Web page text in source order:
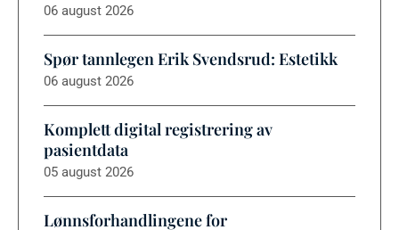
06 august 2026
Spør tannlegen Erik Svendsrud: Estetikk
06 august 2026
Komplett digital registrering av
pasientdata
05 august 2026
Lønnsforhandlingene for